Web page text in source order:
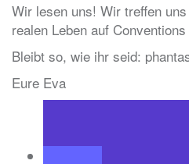
Wir lesen uns! Wir treffen
realen Leben auf
Bleibt so, wie ihr seid:
Eure Eva